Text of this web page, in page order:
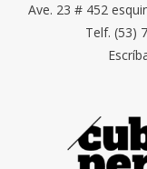
Ave. 23 # 452
Telf. (53)